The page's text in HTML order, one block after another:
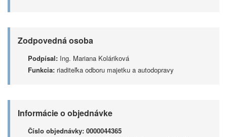
Zodpovedná osoba
Podpísal: Ing. Mariana Koláriková
Funkcia: riaditeľka odboru majetku a autodopravy
Informácie o objednávke
Číslo objednávky: 0000044365